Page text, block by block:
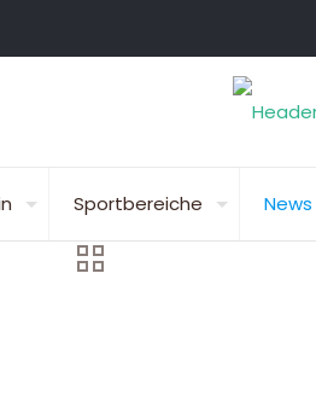
Sportbereiche News